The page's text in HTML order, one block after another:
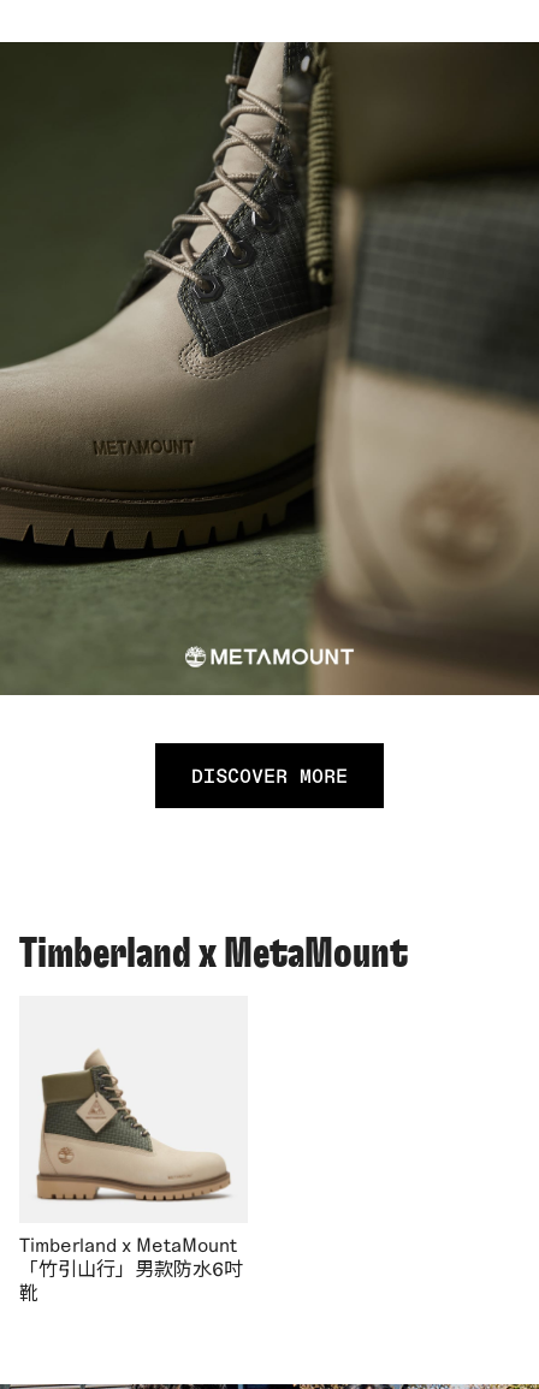
DISCOVER MORE
Timberland x MetaMount
Timberland x MetaMount
「竹引山行」男款防水6吋
靴